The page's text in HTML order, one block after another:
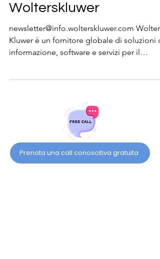
Wolterskluwer
newsletter@info.wolterskluwer.com Wolters
Kluwer è un fornitore globale di soluzioni di
informazione, software e servizi per il
Prenota una call conoscitiva gratuita